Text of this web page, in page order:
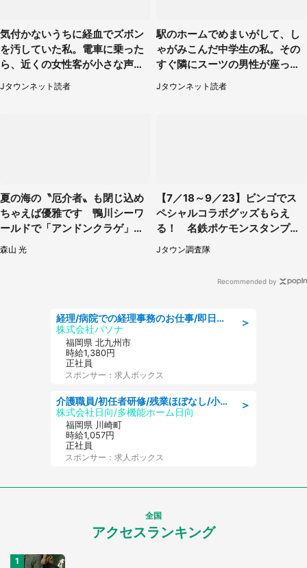
気付かないうちに経血でズボン
を汚していた私。電車に乗った
ら、近くの女性客が小さな声で
（千葉県・10代女性）
Jタウンネット読者
駅のホームでめまいがして、し
ゃがみこんだ中学生の私。その
すぐ隣にスーツの男性が座って
きて（千葉県・20代女性）
Jタウンネット読者
夏の海の〝厄介者〟も閉じ込め
ちゃえば優雅です 鴨川シーワ
ールドで「アンドンクラゲ」期
間限定展示【7／29～】
森山 光
【7／18～9／23】ビンゴでス
ペシャルコラボグッズもらえ
る！ 名鉄ポケモンスタンプラ
リー2026
Jタウン調査隊
Recommended by
＞
経理/病院での経理事務のお仕事/即日勤務可/車通勤可/経理/一般事務
株式会社パソナ
福岡県 北九州市
時給1,380円
正社員
スポンサー：求人ボックス
＞
介護職員/初任者研修/残業ほぼなし/小規模多機能型居宅介護の介護士/日勤のみ
株式会社日向/多機能ホーム日向
福岡県 川崎町
時給1,057円
正社員
スポンサー：求人ボックス
全国
アクセスランキング